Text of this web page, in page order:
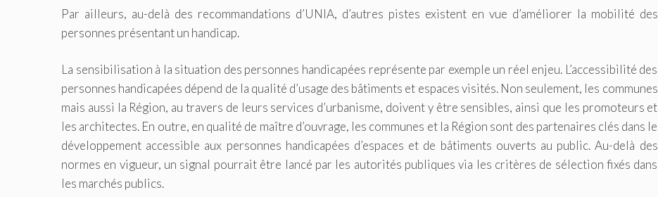
Par ailleurs, au-delà des recommandations d’UNIA, d’autres pistes existent en vue d’améliorer la mobilité des
personnes présentant un handicap.
La sensibilisation à la situation des personnes handicapées représente par exemple un réel enjeu. L’accessibilité des
personnes handicapées dépend de la qualité d’usage des bâtiments et espaces visités. Non seulement, les communes
mais aussi la Région, au travers de leurs services d’urbanisme, doivent y être sensibles, ainsi que les promoteurs et
les architectes. En outre, en qualité de maître d’ouvrage, les communes et la Région sont des partenaires clés dans le
développement accessible aux personnes handicapées d’espaces et de bâtiments ouverts au public. Au-delà des
normes en vigueur, un signal pourrait être lancé par les autorités publiques via les critères de sélection fixés dans
les marchés publics.